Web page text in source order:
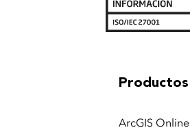
Productos
ArcGIS Online